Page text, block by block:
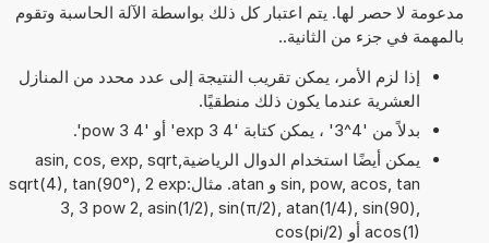
مدعومة لا حصر لها. يتم اعتبار كل ذلك بواسطة الآلة الحاسبة وتقوم
بالمهمة في جزء من الثانية..
إذا لزم الأمر، يمكن تقريب النتيجة إلى عدد محدد من المنازل
العشرية عندما يكون ذلك منطقيًا.
بدلاً من '4^3' ، يمكن كتابة '4 exp 3' أو '4 pow 3'.
يمكن أيضًا استخدام الدوال الرياضيةasin, cos, exp, sqrt,
sin, pow, acos, tan و atan. مثال:sqrt(4), tan(90°), 2 exp
3, 3 pow 2, asin(1/2), sin(π/2), atan(1/4), sin(90),
acos(1) أو cos(pi/2)